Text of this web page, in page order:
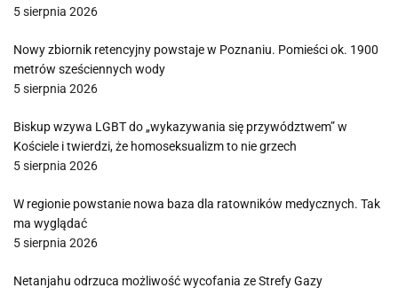
5 sierpnia 2026
Nowy zbiornik retencyjny powstaje w Poznaniu. Pomieści ok. 1900
metrów sześciennych wody
5 sierpnia 2026
Biskup wzywa LGBT do „wykazywania się przywództwem” w
Kościele i twierdzi, że homoseksualizm to nie grzech
5 sierpnia 2026
W regionie powstanie nowa baza dla ratowników medycznych. Tak
ma wyglądać
5 sierpnia 2026
Netanjahu odrzuca możliwość wycofania ze Strefy Gazy